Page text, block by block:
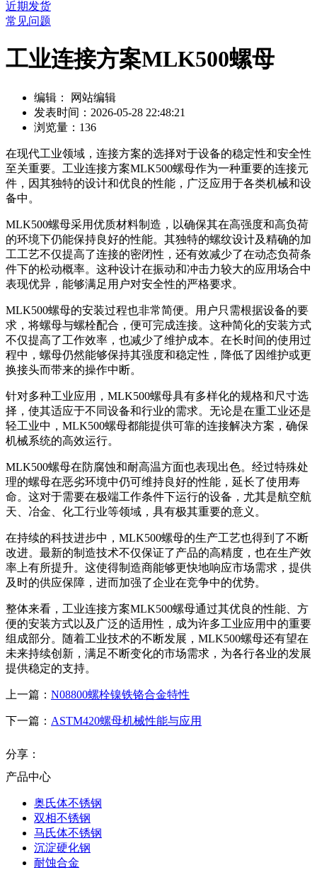
近期发货
常见问题
工业连接方案MLK500螺母
编辑： 网站编辑
发表时间：2026-05-28 22:48:21
浏览量：136
在现代工业领域，连接方案的选择对于设备的稳定性和安全性
至关重要。工业连接方案MLK500螺母作为一种重要的连接元
件，因其独特的设计和优良的性能，广泛应用于各类机械和设
备中。
MLK500螺母采用优质材料制造，以确保其在高强度和高负荷
的环境下仍能保持良好的性能。其独特的螺纹设计及精确的加
工工艺不仅提高了连接的密闭性，还有效减少了在动态负荷条
件下的松动概率。这种设计在振动和冲击力较大的应用场合中
表现优异，能够满足用户对安全性的严格要求。
MLK500螺母的安装过程也非常简便。用户只需根据设备的要
求，将螺母与螺栓配合，便可完成连接。这种简化的安装方式
不仅提高了工作效率，也减少了维护成本。在长时间的使用过
程中，螺母仍然能够保持其强度和稳定性，降低了因维护或更
换接头而带来的操作中断。
针对多种工业应用，MLK500螺母具有多样化的规格和尺寸选
择，使其适应于不同设备和行业的需求。无论是在重工业还是
轻工业中，MLK500螺母都能提供可靠的连接解决方案，确保
机械系统的高效运行。
MLK500螺母在防腐蚀和耐高温方面也表现出色。经过特殊处
理的螺母在恶劣环境中仍可维持良好的性能，延长了使用寿
命。这对于需要在极端工作条件下运行的设备，尤其是航空航
天、冶金、化工行业等领域，具有极其重要的意义。
在持续的科技进步中，MLK500螺母的生产工艺也得到了不断
改进。最新的制造技术不仅保证了产品的高精度，也在生产效
率上有所提升。这使得制造商能够更快地响应市场需求，提供
及时的供应保障，进而加强了企业在竞争中的优势。
整体来看，工业连接方案MLK500螺母通过其优良的性能、方
便的安装方式以及广泛的适用性，成为许多工业应用中的重要
组成部分。随着工业技术的不断发展，MLK500螺母还有望在
未来持续创新，满足不断变化的市场需求，为各行各业的发展
提供稳定的支持。
上一篇： N08800螺栓镍铁铬合金特性
下一篇： ASTM420螺母机械性能与应用
分享：
产品中心
奥氏体不锈钢
双相不锈钢
马氏体不锈钢
沉淀硬化钢
耐蚀合金